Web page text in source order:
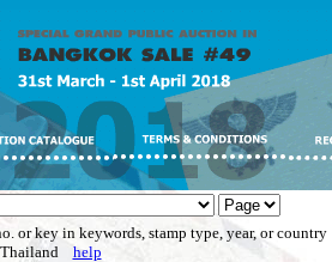
or key in keywords, stamp type, year, or country
Thailand help